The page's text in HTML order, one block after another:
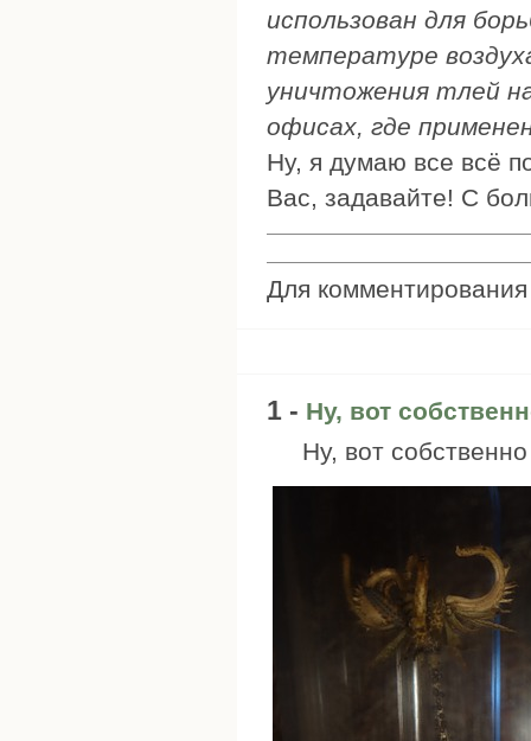
использован для
температуре
уничтожения тлей
офисах, где
Ну, я думаю все всё
Вас, задавайте! С
Для
1 - Ну, вот
Ну, вот